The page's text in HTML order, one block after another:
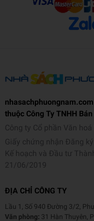
thuộc Công Ty TNHH
Công ty Cổ phần Văn
Giấy chứng nhận Đăng
Kế hoạch và Đầu tư
21/06/2019
ĐỊA CHỈ CÔNG TY
Lầu 1, Số 940 Đường 3/2,
Văn phòng: 31 Hàn Thuyên,